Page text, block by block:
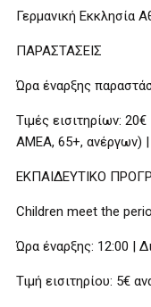
Γερμανική Εκκλησία
ΠΑΡΑΣΤΑΣΕΙΣ
Ώρα έναρξης
Τιμές εισιτηρίων:
ΑΜΕΑ, 65+, ανέργων)
ΕΚΠΑΙΔΕΥΤΙΚΟ
Children meet the
Ώρα έναρξης: 12:00 |
Τιμή εισιτηρίου: 5€